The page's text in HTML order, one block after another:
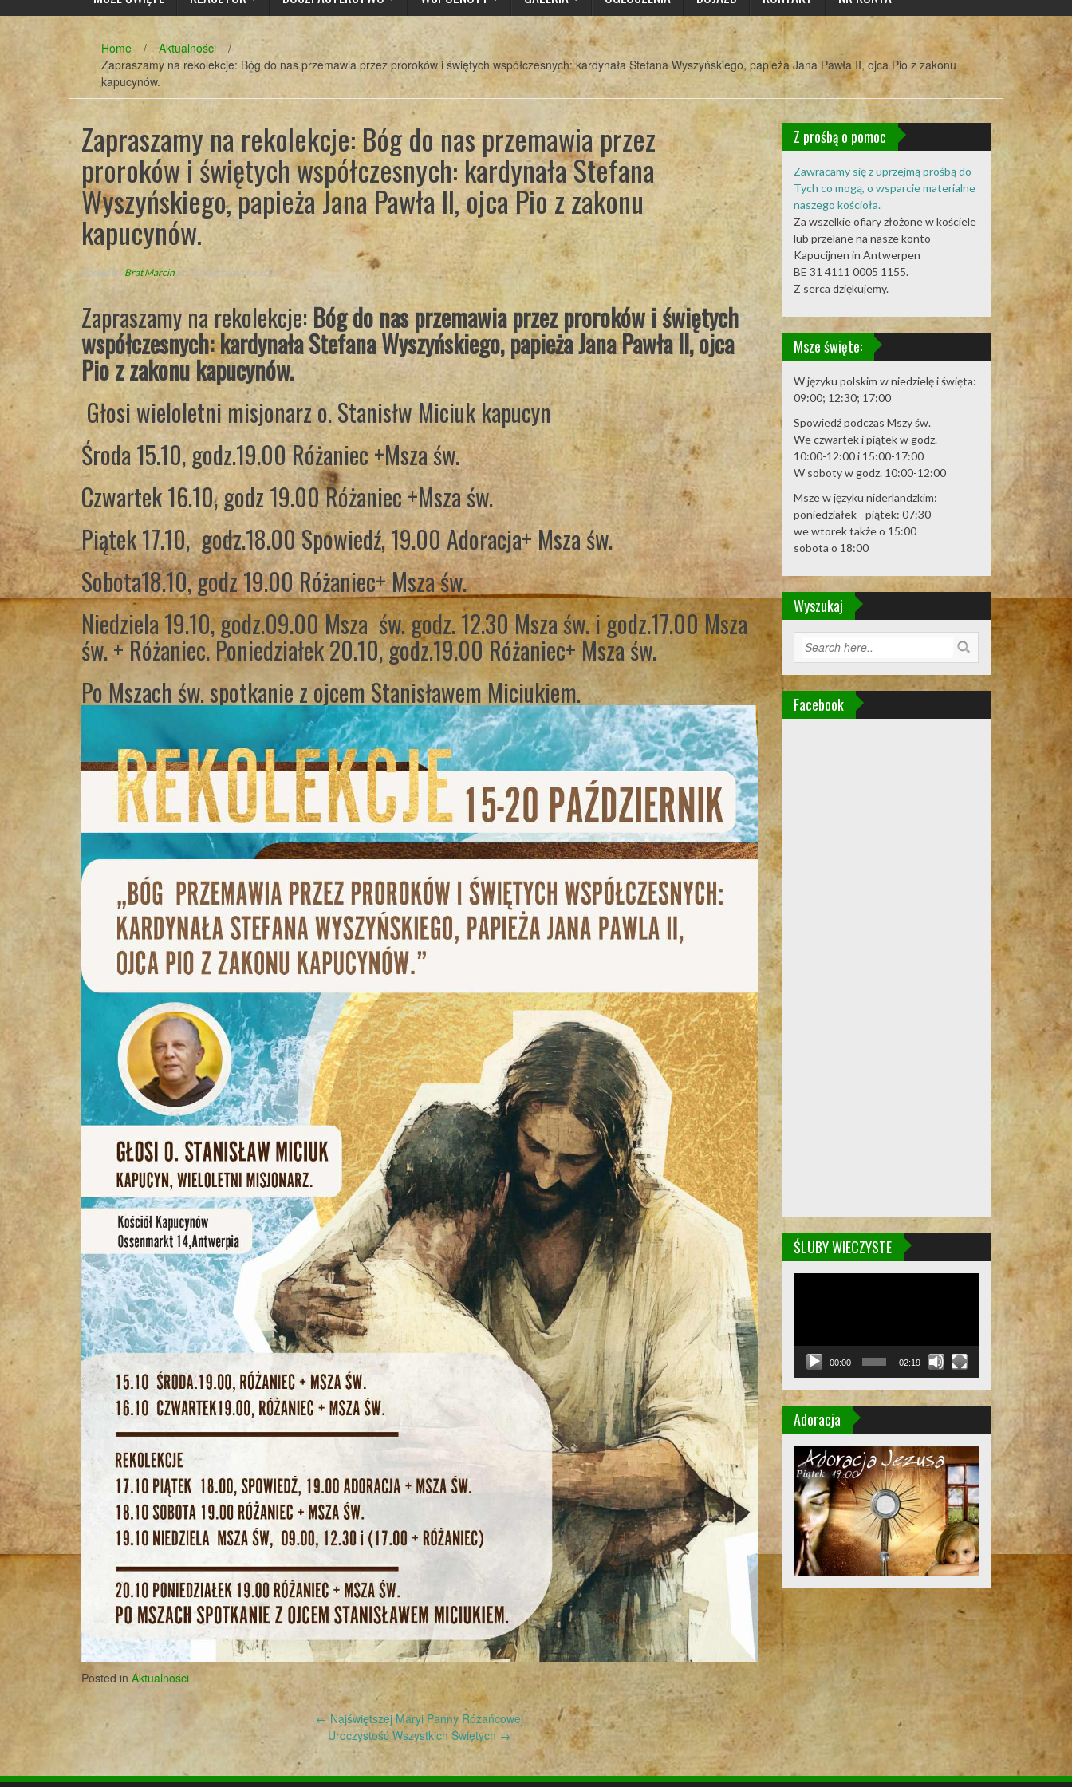
Home / Aktualności
/
Zapraszamy na rekolekcje: Bóg do nas przemawia przez proroków i świętych współczesnych: kardynała Stefana Wyszyńskiego, papieża Jana Pawła II, ojca Pio z zakonu
kapucynów.
Zapraszamy na rekolekcje: Bóg do nas przemawia przez
proroków i świętych współczesnych: kardynała Stefana
Wyszyńskiego, papieża Jana Pawła II, ojca Pio z zakonu
kapucynów.
Posted ByBrat Marcin on 11 października 2025
Zapraszamy na rekolekcje: Bóg do nas przemawia przez proroków i świętych
współczesnych: kardynała Stefana Wyszyńskiego, papieża Jana Pawła II, ojca
Pio z zakonu kapucynów.
Głosi wieloletni misjonarz o. Stanisłw Miciuk kapucyn
Środa 15.10, godz.19.00 Różaniec +Msza św.
Czwartek 16.10, godz 19.00 Różaniec +Msza św.
Piątek 17.10, godz.18.00 Spowiedź, 19.00 Adoracja+ Msza św.
Sobota18.10, godz 19.00 Różaniec+ Msza św.
Niedziela 19.10, godz.09.00 Msza św. godz. 12.30 Msza św. i godz.17.00 Msza
św. + Różaniec. Poniedziałek 20.10, godz.19.00 Różaniec+ Msza św.
Po Mszach św. spotkanie z ojcem Stanisławem Miciukiem.
Posted in Aktualności
Post
navigation
←Najświętszej Maryi Panny Różańcowej
Uroczystość Wszystkich Świętych →
Z prośbą o pomoc
Zawracamy się z uprzejmą prośbą do
Tych co mogą, o wsparcie materialne
naszego kościoła.
Za wszelkie ofiary złożone w kościele
lub przelane na nasze konto
Kapucijnen in Antwerpen
BE 31 4111 0005 1155.
Z serca dziękujemy.
Msze święte:
W języku polskim w niedzielę i święta:
09:00; 12:30; 17:00
Spowiedź podczas Mszy św.
We czwartek i piątek w godz.
10:00-12:00 i 15:00-17:00
W soboty w godz. 10:00-12:00
Msze w języku niderlandzkim:
poniedziałek - piątek: 07:30
we wtorek także o 15:00
sobota o 18:00
Wyszukaj
Facebook
ŚLUBY WIECZYSTE
00:00 02:19
Adoracja